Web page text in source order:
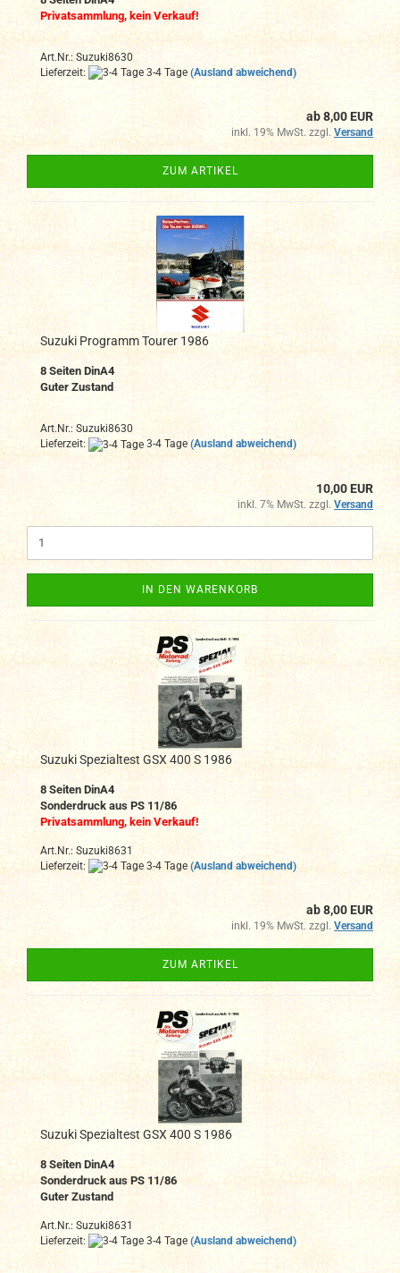
Privatsammlung, kein Verkauf!
Art.Nr.: Suzuki8630
Lieferzeit:
3-4 Tage (Ausland abweichend)
ab 8,00 EUR
inkl. 19% MwSt. zzgl. Versand
ZUM ARTIKEL
Suzuki Programm Tourer 1986
8 Seiten DinA4
Guter Zustand
Art.Nr.: Suzuki8630
Lieferzeit:
3-4 Tage (Ausland abweichend)
10,00 EUR
inkl. 7% MwSt. zzgl. Versand
IN DEN WARENKORB
Suzuki Spezialtest GSX 400 S 1986
8 Seiten DinA4
Sonderdruck aus PS 11/86
Privatsammlung, kein Verkauf!
Art.Nr.: Suzuki8631
Lieferzeit:
3-4 Tage (Ausland abweichend)
ab 8,00 EUR
inkl. 19% MwSt. zzgl. Versand
ZUM ARTIKEL
Suzuki Spezialtest GSX 400 S 1986
8 Seiten DinA4
Sonderdruck aus PS 11/86
Guter Zustand
Art.Nr.: Suzuki8631
Lieferzeit:
3-4 Tage (Ausland abweichend)